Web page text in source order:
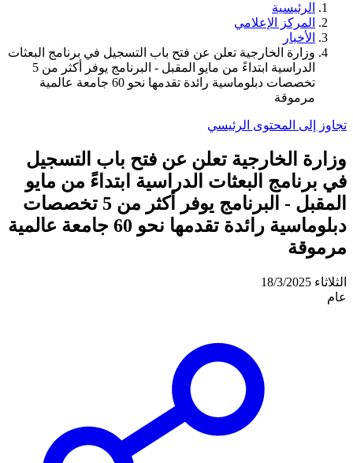
الرئيسية
المركز الإعلامي
الأخبار
وزارة الخارجية تعلن عن فتح باب التسجيل في برنامج البعثات
الدراسية ابتداءً من مايو المقبل - البرنامج يوفر أكثر من 5
تخصصات دبلوماسية رائدة تقدمها نحو 60 جامعة عالمية
مرموقة
تجاوز إلى المحتوى الرئيسي
وزارة الخارجية تعلن عن فتح باب التسجيل
في برنامج البعثات الدراسية ابتداءً من مايو
المقبل - البرنامج يوفر أكثر من 5 تخصصات
دبلوماسية رائدة تقدمها نحو 60 جامعة عالمية
مرموقة
الثلاثاء 18/3/2025
عام